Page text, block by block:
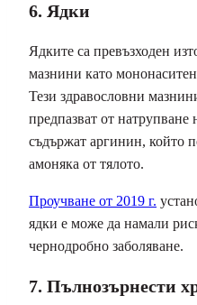
6. Ядки
Ядките са превъзходен
мазнини като
Тези здравословни
предпазват от
съдържат аргинин, който
амоняка от тялото.
Проучване от 2019 г.
ядки е може да намали
чернодробно заболяване.
7. Пълнозърнести